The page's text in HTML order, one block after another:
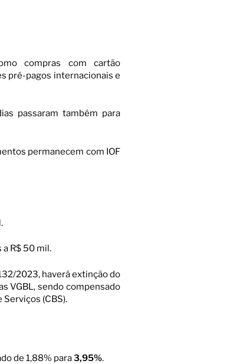
compras com cartão
pré-pagos internacionais e
passaram também para
permanecem com IOF
R$ 50 mil.
2023, haverá extinção do
VGBL, sendo compensado
(CBS).
de 1,88% para3,95%.